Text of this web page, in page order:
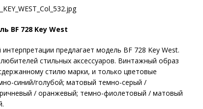
BF 728 Key West
предлагает модель BF 728 Key West.
стильных аксессуаров. Винтажный образ
стилю марки, и только цветовые
синий/голубой; матовый темно-серый /
/ оранжевый; темно-фиолетовый / матовый